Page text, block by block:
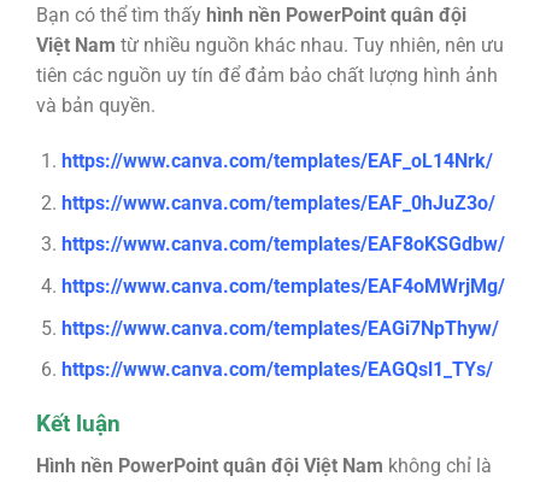
Bạn có thể tìm thấy hình nền PowerPoint quân đội
Việt Nam từ nhiều nguồn khác nhau. Tuy nhiên, nên ưu
tiên các nguồn uy tín để đảm bảo chất lượng hình ảnh
và bản quyền.
https://www.canva.com/templates/EAF_oL14Nrk/
https://www.canva.com/templates/EAF_0hJuZ3o/
https://www.canva.com/templates/EAF8oKSGdbw/
https://www.canva.com/templates/EAF4oMWrjMg/
https://www.canva.com/templates/EAGi7NpThyw/
https://www.canva.com/templates/EAGQsl1_TYs/
Kết luận
Hình nền PowerPoint quân đội Việt Nam không chỉ là